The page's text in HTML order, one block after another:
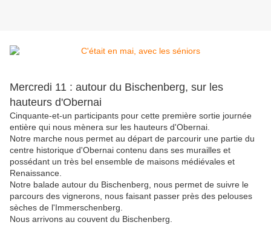
Mercredi 11 : autour du Bischenberg, sur les
hauteurs d'Obernai
Cinquante-et-un participants pour cette première sortie journée
entière qui nous mènera sur les hauteurs d'Obernai.
Notre marche nous permet au départ de parcourir une partie du
centre historique d'Obernai contenu dans ses murailles et
possédant un très bel ensemble de maisons médiévales et
Renaissance.
Notre balade autour du Bischenberg, nous permet de suivre le
parcours des vignerons, nous faisant passer près des pelouses
sèches de l'Immerschenberg.
Nous arrivons au couvent du Bischenberg.